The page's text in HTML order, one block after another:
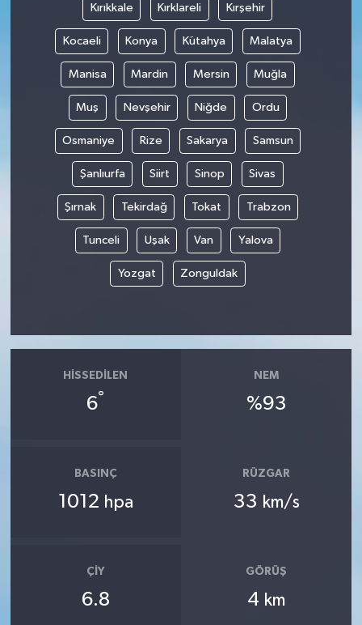
Kırıkkale Kırklareli Kırşehir
Kocaeli Konya Kütahya Malatya
Manisa Mardin Mersin Muğla
Muş Nevşehir Niğde Ordu
Osmaniye Rize Sakarya Samsun
Şanlıurfa Siirt Sinop Sivas
Şırnak Tekirdağ Tokat Trabzon
Tunceli Uşak Van Yalova
Yozgat Zonguldak
HISSEDILEN
6°
NEM
%93
BASINÇ
1012 hpa
RÜZGAR
33 km/s
ÇIY
6.8
GÖRÜŞ
4 km